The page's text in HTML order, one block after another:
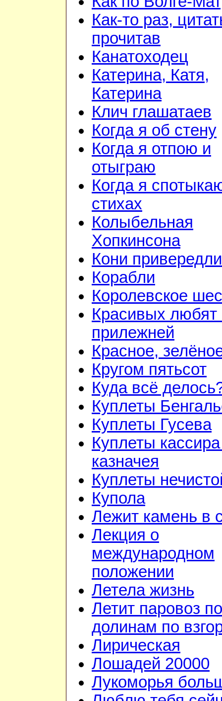
Как-то раз,
прочитав
Канатоходец
Катерина, Катя,
Катерина
Клич глашатаев
Когда я об стену
Когда я отпою и
отыграю
Когда я
стихах
Колыбельная
Хопкинсона
Кони
Корабли
Королевское
Красивых
прилежней
Красное,
Кругом пятьсот
Куда всё
Куплеты
Куплеты Гусева
Куплеты
казначея
Куплеты
Купола
Лежит камень в
Лекция о
международном
положении
Летела жизнь
Летит паровоз по
долинам по
Лирическая
Лошадей 20000
Лукоморья